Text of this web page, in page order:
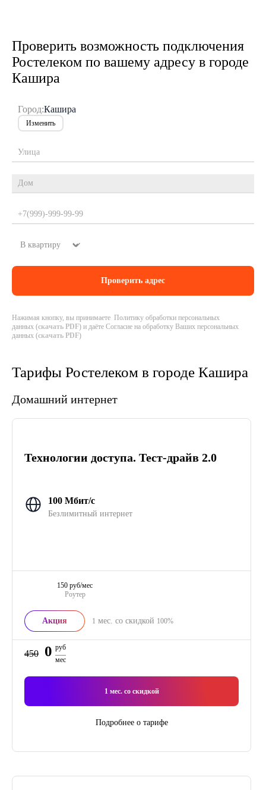
Проверить возможность подключения
Ростелеком по вашему адресу в городе
Кашира
Город:Кашира
Изменить
Нажимая кнопку, вы принимаете Политику обработки персональных
данных (скачать PDF) и даёте Согласие на обработку Ваших персональных
данных (скачать PDF)
Тарифы Ростелеком в городе Кашира
Домашний интернет
Технологии доступа. Тест-драйв 2.0
100 Мбит/с
Безлимитный интернет
Роутер
150 руб/мес
Акция 1 мес. со скидкой 100%
450 0 руб
мес
1мес. со скидкой
Подробнее о тарифе